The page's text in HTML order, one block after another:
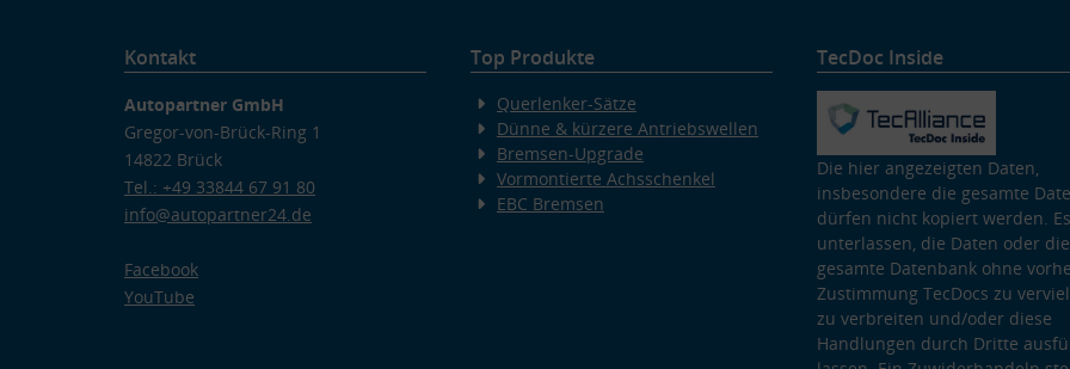
Kontakt
Autopartner GmbH
Gregor-von-Brück-Ring 1
14822 Brück
Tel.: +49 33844 67 91 80
info@autopartner24.de
Facebook
YouTube
Top Produkte
Querlenker-Sätze
Dünne & kürzere Antriebswellen
Bremsen-Upgrade
Vormontierte Achsschenkel
EBC Bremsen
TecDoc Inside
Die hier angezeigten Daten,
insbesondere die gesamte
dürfen nicht kopiert werden.
unterlassen, die Daten oder die
gesamte Datenbank ohne
Zustimmung TecDocs zu
zu verbreiten und/oder diese
Handlungen durch Dritte